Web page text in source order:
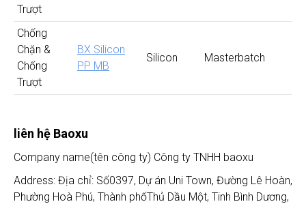
Trượt
Chống
Chặn &
Chống
Trượt
BX Silicon
PP MB
Silicon Masterbatch
liên hệ Baoxu
Company name(tên công ty) Công ty TNHH baoxu
Address: Địa chỉ: Số0397, Dự án Uni Town, Đường Lê Hoàn,
Phường Hoà Phú, Thành phốThủ Dầu Một, Tinh Bình Dương,